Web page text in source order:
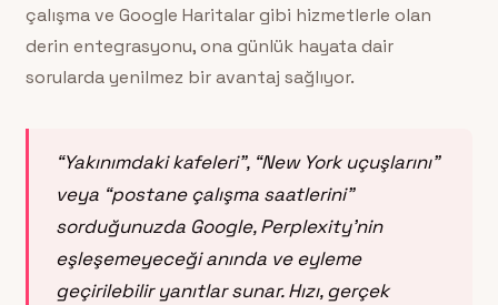
çalışma ve Google Haritalar gibi hizmetlerle olan
derin entegrasyonu, ona günlük hayata dair
sorularda yenilmez bir avantaj sağlıyor.
“Yakınımdaki kafeleri”, “New York uçuşlarını”
veya “postane çalışma saatlerini”
sorduğunuzda Google, Perplexity’nin
eşleşemeyeceği anında ve eyleme
geçirilebilir yanıtlar sunar. Hızı, gerçek